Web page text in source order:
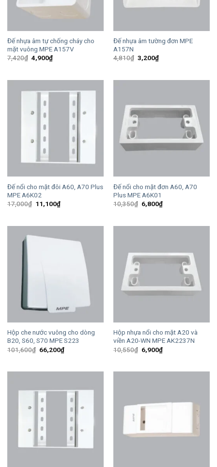
Đế nhựa âm tự chống cháy cho
mặt vuông MPE A157V
7,420₫ Giá
gốc
4,900₫Giá
hiện
4,900₫.
Đế nhựa âm tường đơn MPE
A157N
4,810₫ Giá
gốc
3,200₫Giá
hiện
3,200₫.
Đế nổi cho mặt đôi A60, A70 Plus
MPE A6K02
17,000₫ Giá
gốc
11,100₫Giá
hiện
11,100₫.
Đế nổi cho mặt đơn A60, A70
Plus MPE A6K01
10,350₫ Giá
gốc
6,800₫Giá
hiện
6,800₫.
Hộp che nước vuông cho dòng
B20, S60, S70 MPE S223
101,600₫ Giá
gốc
66,200₫Giá
hiện
Hộp nhựa nổi cho mặt A20 và
viền A20-WN MPE AK2237N
10,550₫ Giá
gốc
6,900₫Giá
hiện